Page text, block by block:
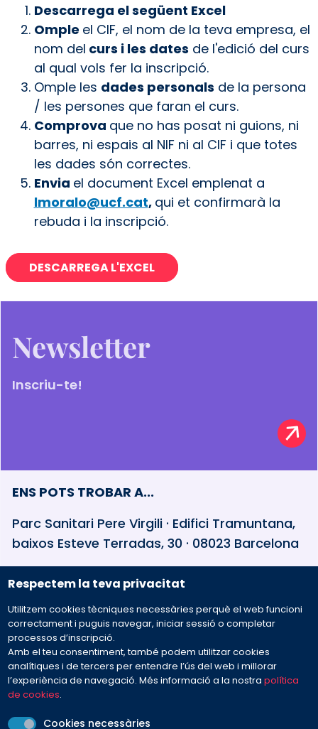
Respectem la teva privacitat
Utilitzem cookies tècniques necessàries perquè el web funcioni
correctament i puguis navegar, iniciar sessió o completar
processos d’inscripció.
Amb el teu consentiment, també podem utilitzar cookies
analítiques i de tercers per entendre l’ús del web i millorar
l’experiència de navegació. Més informació a la nostrapolítica
de cookies.
Cookies necessàries
Descarrega el següent Excel
Omple el CIF, el nom de la teva empresa, el
nom del curs i les dates de l'edició del curs
al qual vols fer la inscripció.
Omple les dades personals de la persona
/ les persones que faran el curs.
Comprova que no has posat ni guions, ni
barres, ni espais al NIF ni al CIF i que totes
les dades són correctes.
Envia el document Excel emplenat a
lmoralo@ucf.cat, qui et confirmarà la
rebuda i la inscripció.
DESCARREGA L'EXCEL
Newsletter
Inscriu-te!
ENS POTS TROBAR A...
Parc Sanitari Pere Virgili · Edifici Tramuntana,
baixos Esteve Terradas, 30 · 08023 Barcelona
932 594 381
Preguntes freqüents
Envia'ns el teu missatge